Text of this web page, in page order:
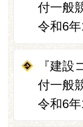
付一般
令和6
『建
付一般
令和6年